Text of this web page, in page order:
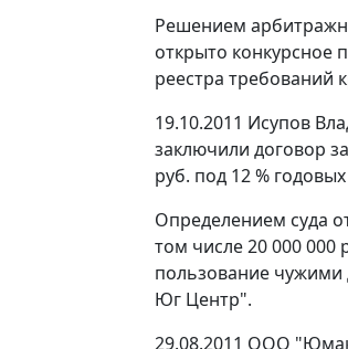
Решением
открыто конкурсное
реестра
19.10.2011 Исупов
заключили договор
руб. под 12 %
Определением суда
том числе 20 000 000
пользование
Юг Центр".
29.08.2011 ООО